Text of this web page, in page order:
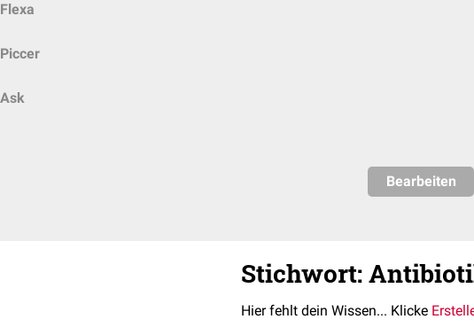
Flexa
Piccer
Ask
Bearbeiten
Stichwort:
Hier fehlt dein Wissen... Klicke